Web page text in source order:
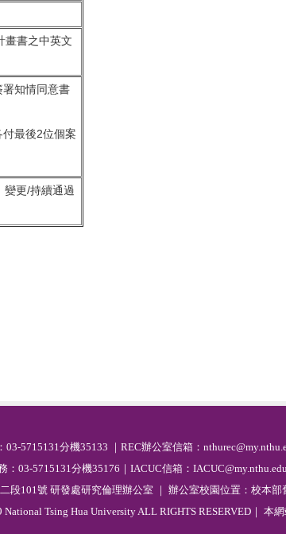
畫書之中英文
知情同意書
最後2位個案
變更/持續通過
03-5715131分機35133 ｜REC辦公室信箱：
：03-5715131分機35176｜IACUC信箱：
段101號 研發處研究倫理辦公室 ｜ 辦公室校園位置：校本部
National Tsing Hua University ALL RIGHTS RESERVED｜ 本